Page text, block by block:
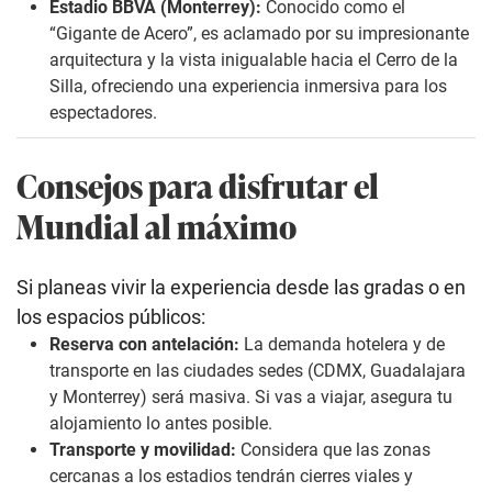
Estadio BBVA (Monterrey): Conocido como el
“Gigante de Acero”, es aclamado por su impresionante
arquitectura y la vista inigualable hacia el Cerro de la
Silla, ofreciendo una experiencia inmersiva para los
espectadores.
Consejos para disfrutar el
Mundial al máximo
Si planeas vivir la experiencia desde las gradas o en
los espacios públicos:
Reserva con antelación: La demanda hotelera y de
transporte en las ciudades sedes (CDMX, Guadalajara
y Monterrey) será masiva. Si vas a viajar, asegura tu
alojamiento lo antes posible.
Transporte y movilidad: Considera que las zonas
cercanas a los estadios tendrán cierres viales y